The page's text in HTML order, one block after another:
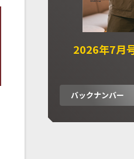
2026年7月
バックナンバー